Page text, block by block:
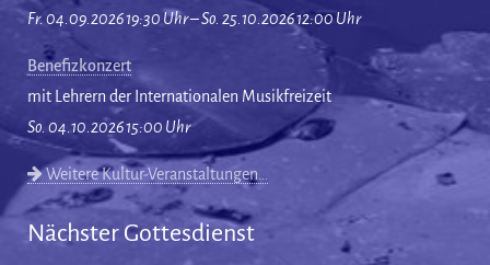
Fr. 04.09.2026 19:30 Uhr – So. 25.10.2026 12:00 Uhr
Benefizkonzert
mit Lehrern der Internationalen Musikfreizeit
So. 04.10.2026 15:00 Uhr
Weitere Kultur-Veranstaltungen…
Nächster Gottesdienst